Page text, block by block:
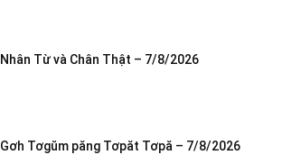
Nhân Từ và Chân Thật – 7/8/2026
Gơh Tơgŭm păng Tơpăt Tơpă – 7/8/2026